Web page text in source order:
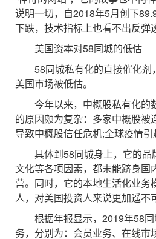
说明一切，自2018年5月创下
下跌，技术指标上也看不出反弹
美国资本对58同城的低估
58同城私有化的直接催化剂
美国市场被低估。
今年以来，中概股私有化的
的原因颇为复杂：多家中概股被
导致中概股信任危机;全球疫情
具体到58同城身上，它的品
文化等各项因素，都未能跻身国
营。同时，它的本地生活化业务
人，对美国投资人来说更加遥不
根据年报显示，2019年58同
务，分别为：会员业务、在线市